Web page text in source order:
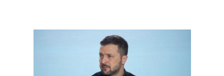
Світ
Наука